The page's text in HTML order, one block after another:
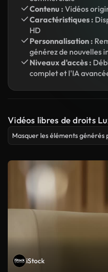
Contenu : Vidéos
Caractéristiques :
HD
Personnalisation :
générez de nouvelles
Niveaux d'accès :
complet et l'IA
Vidéos libres de droits
Masquer les éléments générés
iStock